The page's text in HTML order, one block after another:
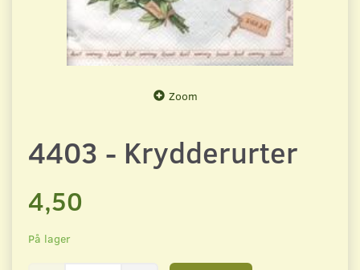
Zoom
4403 - Krydderurter
4,50
På lager